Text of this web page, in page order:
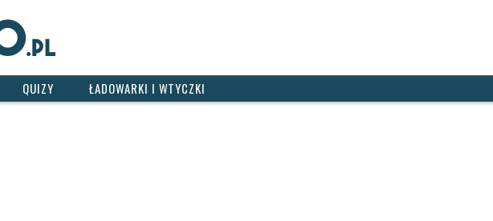
QUIZY ŁADOWARKI I WTYCZKI